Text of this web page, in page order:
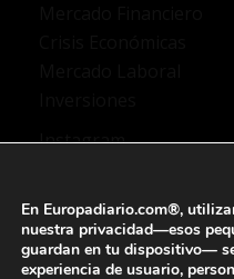
Instagram
X Twitter
YouTube
Facebook
En Europadiario.com®,
nuestra privacidad—esos
guardan en tu dispositivo—
experiencia de usuario,